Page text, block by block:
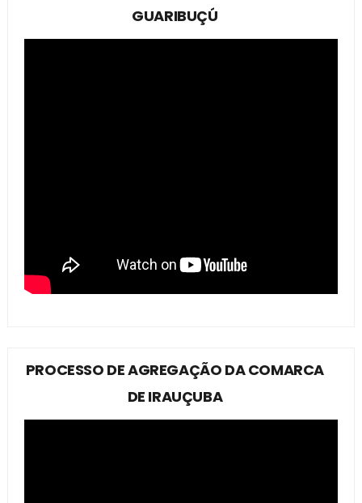
GUARIBUÇÚ
PROCESSO DE AGREGAÇÃO DA COMARCA
DE IRAUÇUBA